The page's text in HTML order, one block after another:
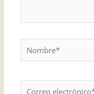
Nombre*